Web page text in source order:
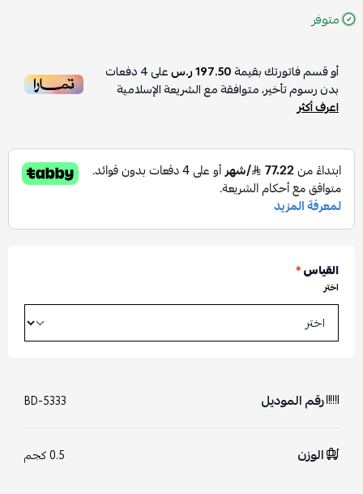
متوفر
أو قسم فاتورتك بقيمة197.50 ر.س على4دفعات
بدون رسوم تأخير، متوافقة مع الشريعة الإسلامية
اعرف أكثر
القياس*
اختر
رقم الموديل BD-5333
الوزن 0.5 كجم